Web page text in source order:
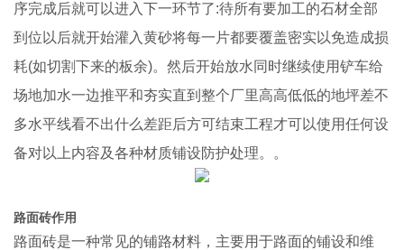
序完成后就可以进入下一环节了:待所有要加工的石材全部
到位以后就开始灌入黄砂将每一片都要覆盖密实以免造成损
耗(如切割下来的板余)。然后开始放水同时继续使用铲车给
场地加水一边推平和夯实直到整个厂里高高低低的地坪差不
多水平线看不出什么差距后方可结束工程才可以使用任何设
备对以上内容及各种材质铺设防护处理。。
路面砖作用
路面砖是一种常见的铺路材料，主要用于路面的铺设和维